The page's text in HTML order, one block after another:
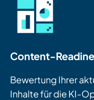
Content-
Bewertung Ihrer
Inhalte für die KI-